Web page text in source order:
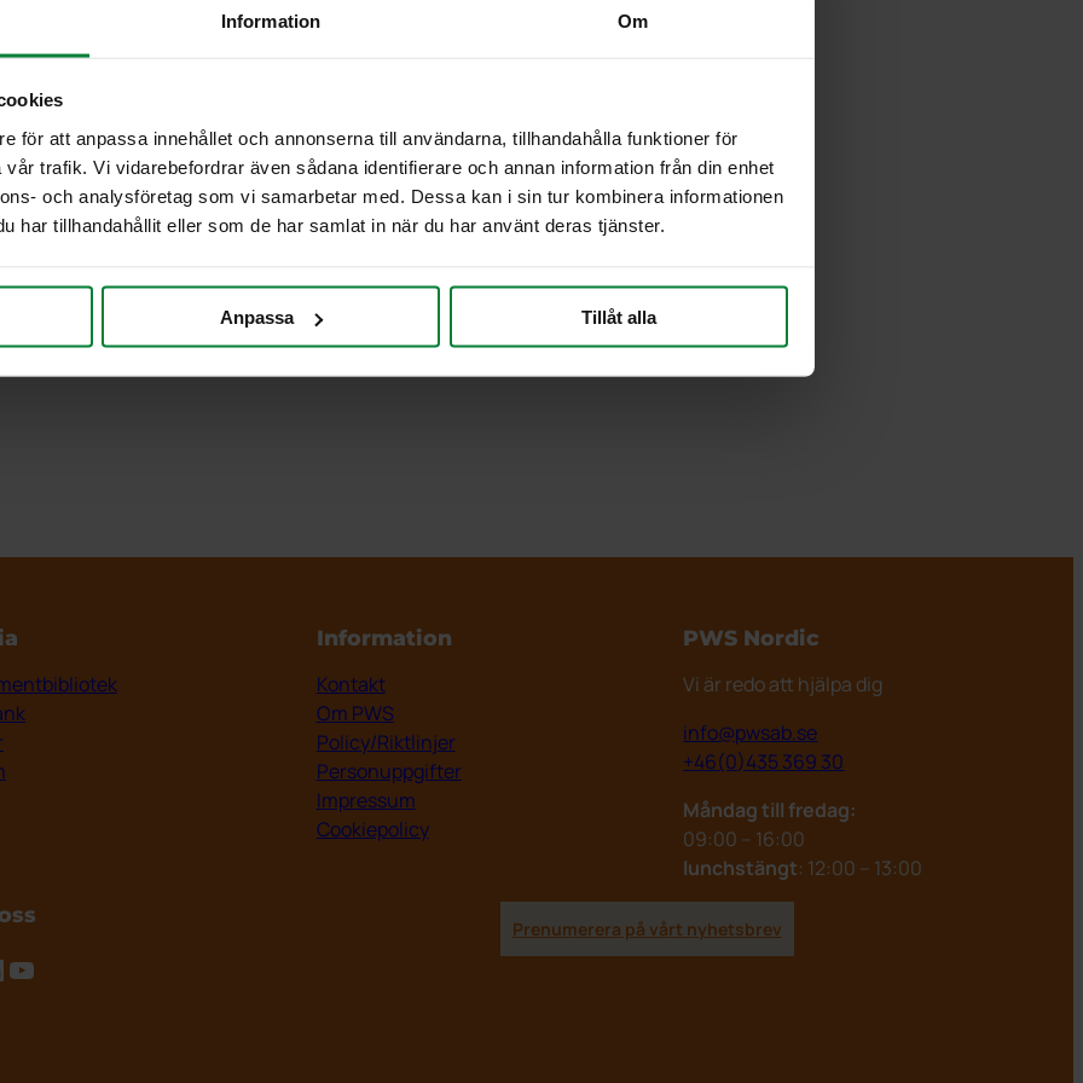
Information Om
för att anpassa innehållet och annonserna till användarna, tillhandahålla funktioner för
trafik. Vi vidarebefordrar även sådana identifierare och annan information från din enhet
och analysföretag som vi samarbetar med. Dessa kan i sin tur kombinera informationen
har tillhandahållit eller som de har samlat in när du har använt deras tjänster.
Anpassa Tillåt alla
Information
Kontakt
Om PWS
Policy/Riktlinjer
Personuppgifter
Impressum
Cookiepolicy
PWS Nordic
Vi är redo att hjälpa dig
info@pwsab.se
+46(0)435 369 30
Måndag till fredag:
09:00 – 16:00
lunchstängt: 12:00 – 13:00
YouTube
Prenumerera på vårt nyhetsbrev